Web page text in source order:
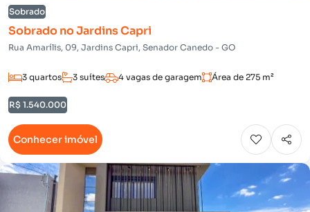
Sobrado
Sobrado no Jardins Capri
Rua Amarílis, 09, Jardins Capri, Senador Canedo - GO
3 quartos 3 suítes 4 vagas de garagem Área de 275 m²
R$ 1.540.000
Conhecer imóvel